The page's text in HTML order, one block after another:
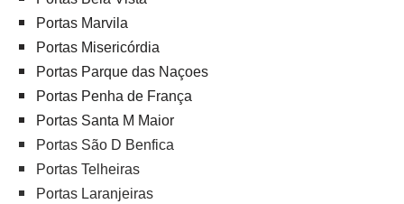
Portas Marvila
Portas Misericórdia
Portas Parque das Naçoes
Portas Penha de França
Portas Santa M Maior
Portas São D Benfica
Portas Telheiras
Portas Laranjeiras